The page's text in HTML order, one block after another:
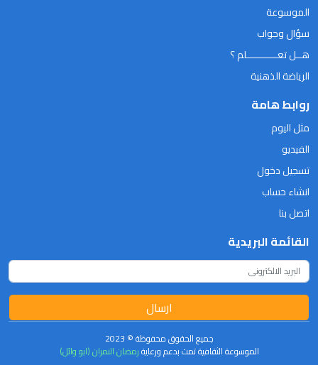
الموسوعة
سؤال وجواب
هــل تعـــــــــــلم ؟
الرياضة الذهنية
روابط هامة
مثل اليوم
الفيديو
تسجيل دخول
انشاء حساب
اتصل بنا
القائمة البريدية
ارسال
جميع الحقوق محفوظة © 2023
الموسوعة الثقافية تمت بدعم ورعايةرمضان النمران (ابو وائل)